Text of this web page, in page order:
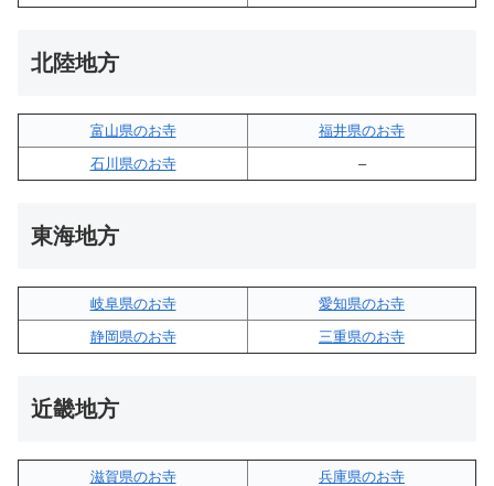
北陸地方
富山県のお寺
福井県のお寺
石川県のお寺
–
東海地方
岐阜県のお寺
愛知県のお寺
静岡県のお寺
三重県のお寺
近畿地方
滋賀県のお寺
兵庫県のお寺